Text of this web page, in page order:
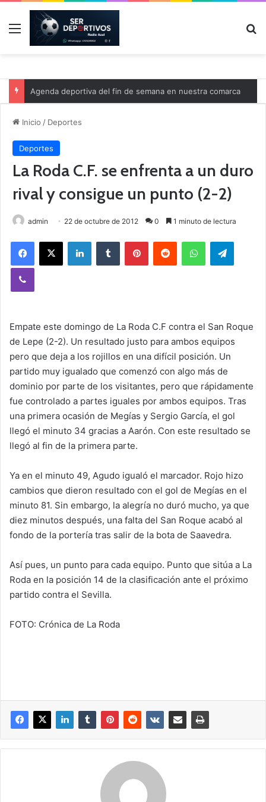
Menú
Agenda deportiva del fin de semana en nuestra comarca
Inicio / Deportes
Deportes
La Roda C.F. se enfrenta a un duro
rival y consigue un punto (2-2)
admin 22 de octubre de 2012 0 1 minuto de lectura
Empate este domingo de La Roda C.F contra el San Roque
de Lepe (2-2). Un resultado justo para ambos equipos
pero que deja a los rojillos en una difícil posición. Un
partido muy igualado que comenzó con algo más de
dominio por parte de los visitantes, pero que rápidamente
fue controlado a partes iguales por ambos equipos. Tras
una primera ocasión de Megías y Sergio García, el gol
llegó el minuto 34 gracias a Aarón. Con este resultado se
llegó al fin de la primera parte.
Ya en el minuto 49, Agudo igualó el marcador. Rojo hizo
cambios que dieron resultado con el gol de Megías en el
minuto 81. Sin embargo, la alegría no duró mucho, ya que
diez minutos después, una falta del San Roque acabó al
fondo de la portería tras salir de la bota de Saavedra.
Así pues, un punto para cada equipo. Punto que sitúa a La
Roda en la posición 14 de la clasificación ante el próximo
partido contra el Sevilla.
FOTO: Crónica de La Roda